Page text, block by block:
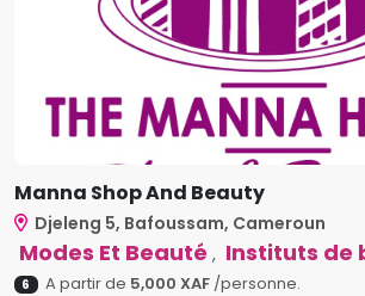
Manna Shop And Beauty
Djeleng 5, Bafoussam, Cameroun
Modes Et Beauté , Instituts de
6 A partir de 5,000 XAF/personne.